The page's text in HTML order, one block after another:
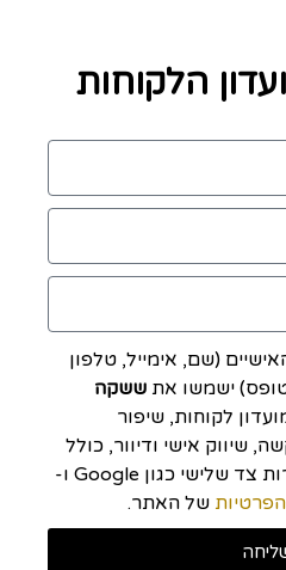
הלקוחות
(שם, אימייל, טלפון
ישמשו את ששקה
לקוחות, שיפור
שיווק אישי ודיוור, כולל
שיתוף מידע עם ספקי שירות צד שלישי כגון Google ו-
הפרטיות של האתר.